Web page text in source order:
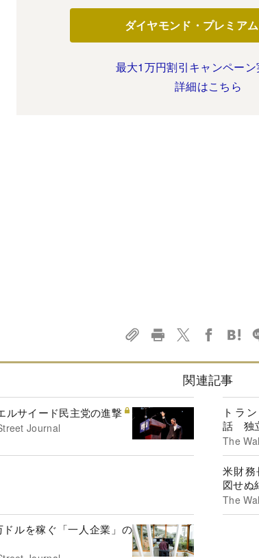
ダイヤモンド・プレミア
最大1万円割引キャンペーン
詳細はこちら
関連記事
ルサイード民主党の進撃
Journal
トラ
話 独
The
米財
図せぬ
The
ドルを稼ぐ「一人企業」の